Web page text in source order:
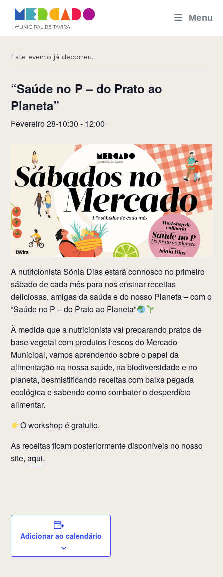
content
Menu
« Todos os Eventos
Este evento já decorreu.
“Saúde no P – do Prato ao
Planeta”
Fevereiro 28-10:30 - 12:00
A nutricionista Sónia Dias estará connosco no primeiro
sábado de cada mês para nos ensinar receitas
deliciosas, amigas da saúde e do nosso Planeta – com o
“Saúde no P – do Prato ao Planeta”
À medida que a nutricionista vai preparando pratos de
base vegetal com produtos frescos do Mercado
Municipal, vamos aprendendo sobre o papel da
alimentação na nossa saúde, na biodiversidade e no
planeta, desmistificando receitas com baixa pegada
ecológica e sabendo como combater o desperdício
alimentar.
O workshop é gratuito.
As receitas ficam posteriormente disponíveis no nosso
site,aqui.
Adicionar ao calendário